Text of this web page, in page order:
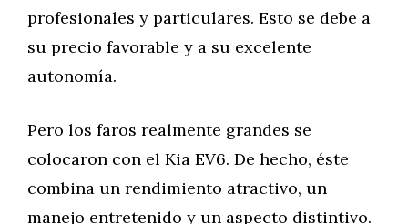
profesionales y particulares. Esto se debe a
su precio favorable y a su excelente
autonomía.
Pero los faros realmente grandes se
colocaron con el Kia EV6. De hecho, éste
combina un rendimiento atractivo, un
manejo entretenido y un aspecto distintivo.